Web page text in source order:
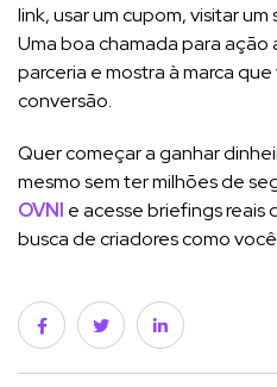
link, usar um cupom, visitar
Uma boa chamada para
parceria e mostra à marca
conversão.
Quer começar a ganhar
mesmo sem ter milhões de
OVNI e acesse briefings reais
busca de criadores como